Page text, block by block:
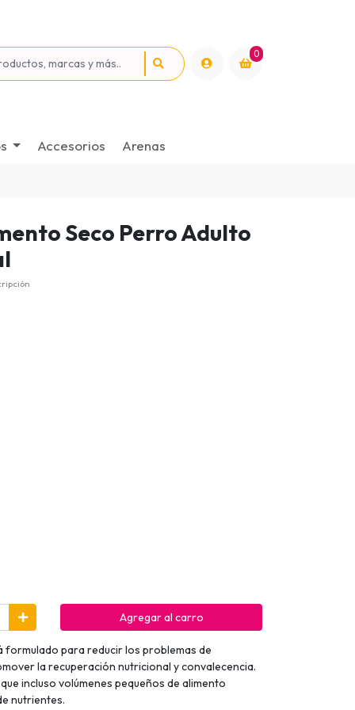
0
Accesorios Arenas
Seco Perro Adulto
Agregar al carro
formulado para reducir los problemas de
la recuperación nutricional y convalecencia.
incluso volúmenes pequeños de alimento
nutrientes.